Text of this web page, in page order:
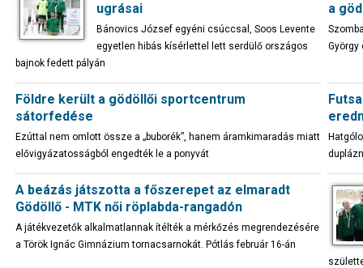
ugrásai
Bánovics József egyéni csúccsal, Soos Levente
egyetlen hibás kísérlettel lett serdülő országos
bajnok fedett pályán
a
Földre került a gödöllői sportcentrum
sátorfedése
Ezúttal nem omlott össze a „buborék”, hanem áramkimaradás miatt
elővigyázatosságból engedték le a ponyvát
A beázás játszotta a főszerepet az elmaradt
Gödöllő - MTK női röplabda-rangadón
A játékvezetők alkalmatlannak ítélték a mérkőzés megrendezésére
a Török Ignác Gimnázium tornacsarnokát. Pótlás február 16-án